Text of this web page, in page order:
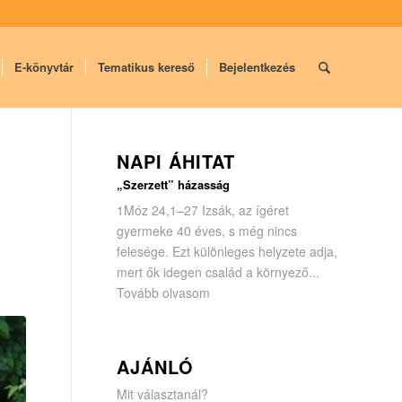
E-könyvtár Tematikus kereső Bejelentkezés
NAPI ÁHITAT
„Szerzett” házasság
1Móz 24,1–27 Izsák, az ígéret
gyermeke 40 éves, s még nincs
felesége. Ezt különleges helyzete adja,
mert ők idegen család a környező...
Tovább olvasom
AJÁNLÓ
Mit választanál?